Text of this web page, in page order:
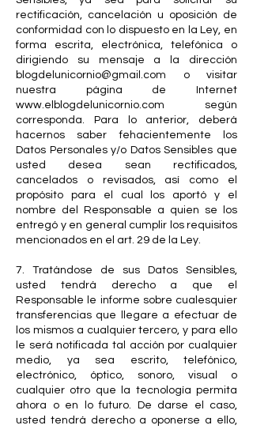
rectificación, cancelación u oposición de
conformidad con lo dispuesto en la Ley, en
forma escrita, electrónica, telefónica o
dirigiendo su mensaje a la dirección
blogdelunicornio@gmail.com o visitar
nuestra página de Internet
www.elblogdelunicornio.com según
corresponda. Para lo anterior, deberá
hacernos saber fehacientemente los
Datos Personales y/o Datos Sensibles que
usted desea sean rectificados,
cancelados o revisados, así como el
propósito para el cual los aportó y el
nombre del Responsable a quien se los
entregó y en general cumplir los requisitos
mencionados en el art. 29 de la Ley.
7. Tratándose de sus Datos Sensibles,
usted tendrá derecho a que el
Responsable le informe sobre cualesquier
transferencias que llegare a efectuar de
los mismos a cualquier tercero, y para ello
le será notificada tal acción por cualquier
medio, ya sea escrito, telefónico,
electrónico, óptico, sonoro, visual o
cualquier otro que la tecnología permita
ahora o en lo futuro. De darse el caso,
usted tendrá derecho a oponerse a ello,